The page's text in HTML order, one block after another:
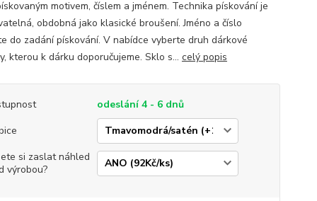
motivem, číslem a jménem. Technika pískování je
obdobná jako klasické broušení. Jméno a číslo
do zadání pískování. V nabídce vyberte druh dárkové
kterou k dárku doporučujeme. Sklo s... celý popis
odeslání 4 - 6 dnů
si zaslat náhled
výrobou?